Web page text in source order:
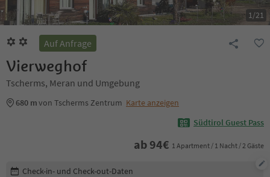
1/21
Auf Anfrage
Vierweghof
Tscherms, Meran und Umgebung
680 mvon Tscherms Zentrum Karte anzeigen
Südtirol Guest Pass
ab 94€ 1 Apartment / 1 Nacht / 2 Gäste
Buchungsdetails bearbeiten
Check-in- und Check-out-Daten